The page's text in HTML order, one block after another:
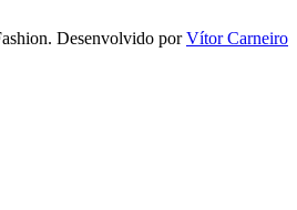
Desenvolvido porVítor Carneiro